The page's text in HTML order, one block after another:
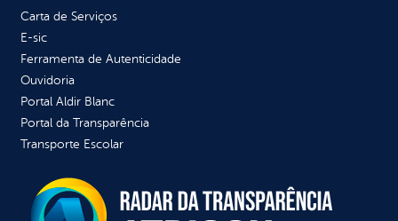
Carta de Serviços
E-sic
Ferramenta de Autenticidade
Ouvidoria
Portal Aldir Blanc
Portal da Transparência
Transporte Escolar